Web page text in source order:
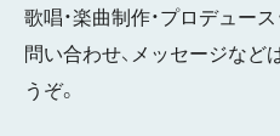
歌唱・楽曲制作・プロデュー
問い合わせ、メッセージな
うぞ。